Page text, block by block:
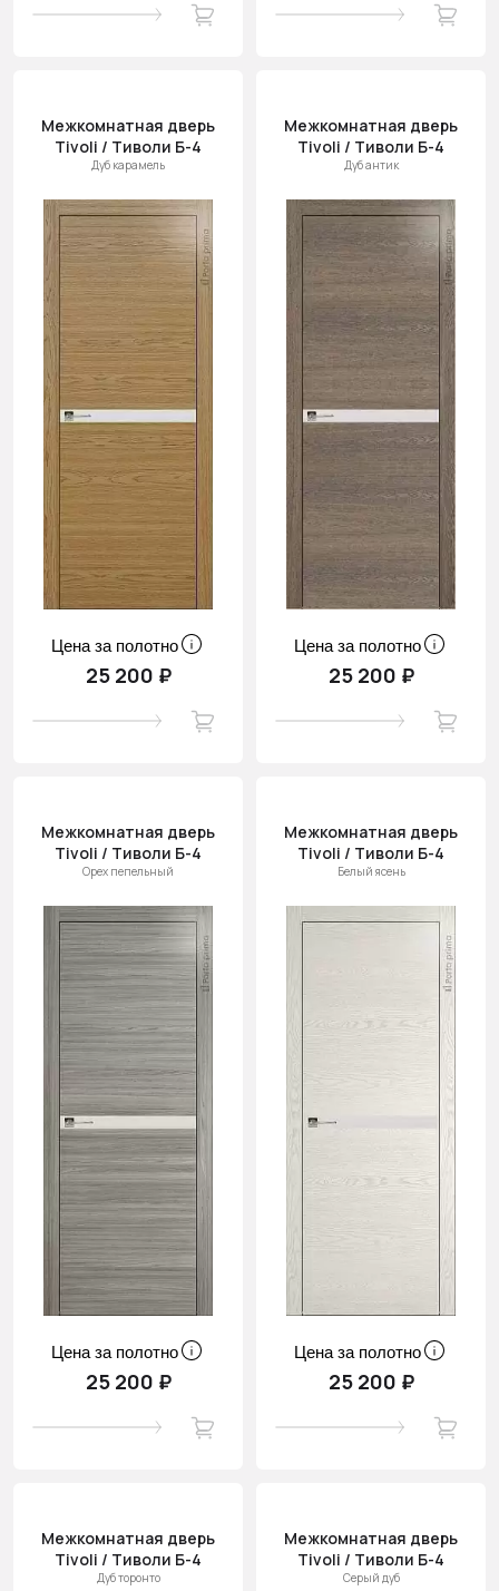
Межкомнатная дверь
Tivoli / Тиволи Б-4
Дуб карамель
Цена за полотно
25 200 ₽
Межкомнатная дверь
Tivoli / Тиволи Б-4
Дуб антик
Цена за полотно
25 200 ₽
Межкомнатная дверь
Tivoli / Тиволи Б-4
Орех пепельный
Цена за полотно
25 200 ₽
Межкомнатная дверь
Tivoli / Тиволи Б-4
Белый ясень
Цена за полотно
25 200 ₽
Межкомнатная дверь
Tivoli / Тиволи Б-4
Дуб торонто
Межкомнатная дверь
Tivoli / Тиволи Б-4
Серый дуб